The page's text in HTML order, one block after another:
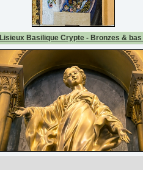
Lisieux Basilique Crypte - Bronzes &